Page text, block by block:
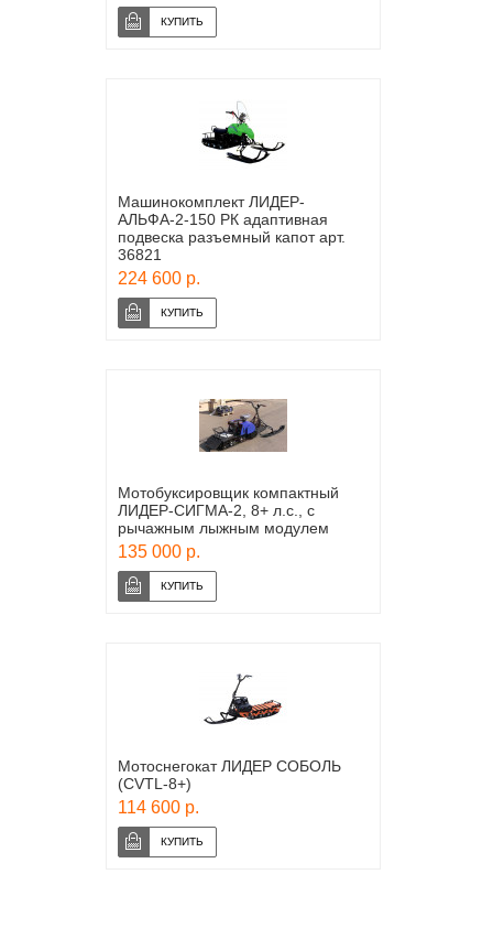
Машинокомплект ЛИДЕР-
АЛЬФА-2-150 РК адаптивная
подвеска разъемный капот арт.
36821
224 600 р.
Мотобуксировщик компактный
ЛИДЕР-СИГМА-2, 8+ л.с., с
рычажным лыжным модулем
135 000 р.
Мотоснегокат ЛИДЕР СОБОЛЬ
(CVTL-8+)
114 600 р.